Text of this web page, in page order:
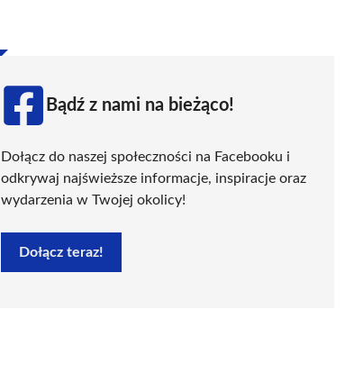
Bądź z nami na bieżąco!
Dołącz do naszej społeczności na Facebooku i
odkrywaj najświeższe informacje, inspiracje oraz
wydarzenia w Twojej okolicy!
Dołącz teraz!